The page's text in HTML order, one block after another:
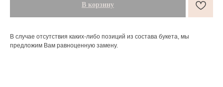
В корзину
В случае отсутствия каких-либо позиций из состава букета, мы
предложим Вам равноценную замену.
РЕКОМЕНДУЕМ